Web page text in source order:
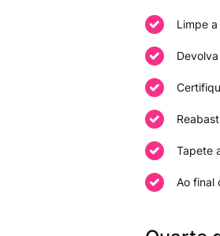
Limpe
Tapete
Ao final